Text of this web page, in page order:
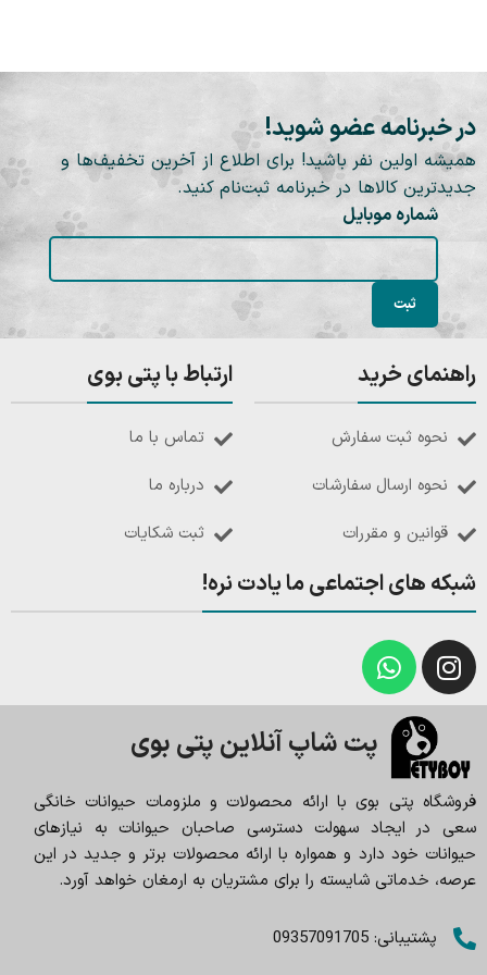
در خبرنامه عضو شوید!
همیشه اولین نفر باشید! برای اطلاع از آخرین تخفیف‌ها و
جدیدترین کالاها در خبرنامه ثبت‌نام کنید.
شماره موبایل
راهنمای خرید
نحوه ثبت سفارش
نحوه ارسال سفارشات
قوانین و مقررات
ارتباط با پتی بوی
تماس با ما
درباره ما
ثبت شکایات
شبکه های اجتماعی ما یادت نره!
پت شاپ آنلاین پتی بوی
فروشگاه پتی بوی با ارائه محصولات و ملزومات حیوانات خانگی
سعی در ایجاد سهولت دسترسی صاحبان حیوانات به نیازهای
حیوانات خود دارد و همواره با ارائه محصولات برتر و جدید در این
عرصه، خدماتی شایسته را برای مشتریان به ارمغان خواهد آورد.
پشتیبانی: 09357091705